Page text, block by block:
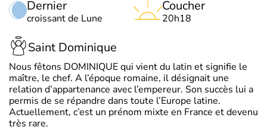
Dernier
croissant de Lune
Coucher
20h18
Saint Dominique
Nous fêtons DOMINIQUE qui vient du latin et signifie le
maître, le chef. A l’époque romaine, il désignait une
relation d’appartenance avec l’empereur. Son succès lui a
permis de se répandre dans toute l’Europe latine.
Actuellement, c’est un prénom mixte en France et devenu
très rare.